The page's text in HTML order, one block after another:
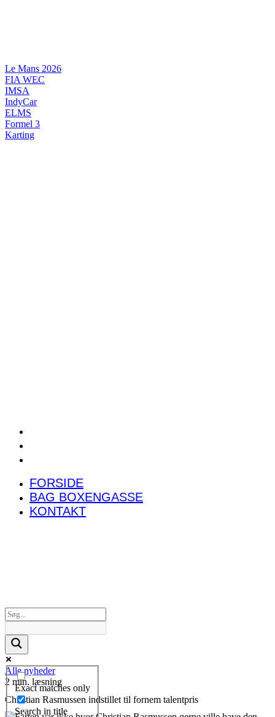
Le Mans 2026
FIA WEC
IMSA
IndyCar
ELMS
Formel 3
Karting
FORSIDE
BAG BOXENGASSE
KONTAKT
Exact matches only
Search in title
Alle nyheder
2 min. læsning
Christian Rasmussen indstillet til fornem talentpris